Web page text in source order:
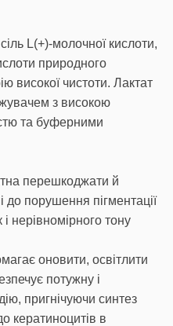
L(+)-молочної кислоти,
природного
високої чистоти. Лактат
з високою
та буферними
перешкоджати й
до порушення пігментації
нерівномірного тону
оновити, освітлити
потужну і
пригнічуючи синтез
кератиноцитів в